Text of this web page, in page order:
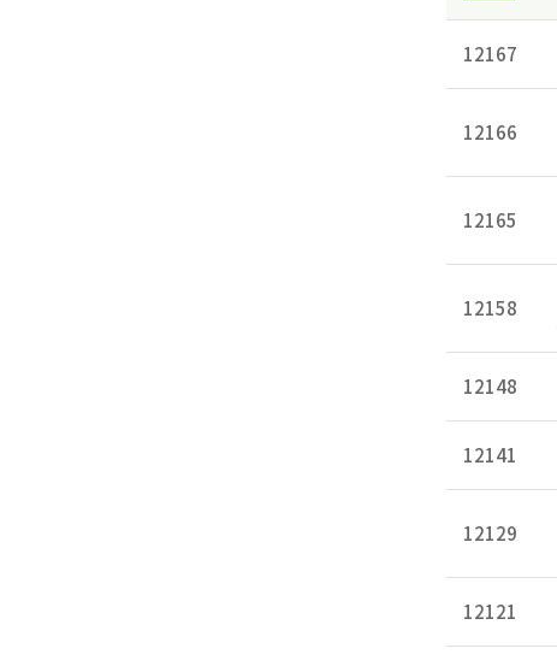
12167
12166
12165
12158
12148
12141
12129
12121